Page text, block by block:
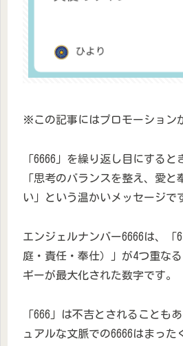
※この記事にはプロモーション
「6666」を繰り返し目にする
「思考のバランスを整え、愛と
い」という温かいメッセージで
エンジェルナンバー6666は、「
庭・責任・奉仕）」が4つ重な
ギーが最大化された数字です。
「666」は不吉とされることも
ュアルな文脈での6666はまった